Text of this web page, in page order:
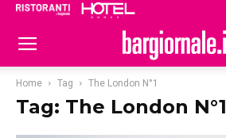
Home Tag The London N°1
Tag: The London N°1